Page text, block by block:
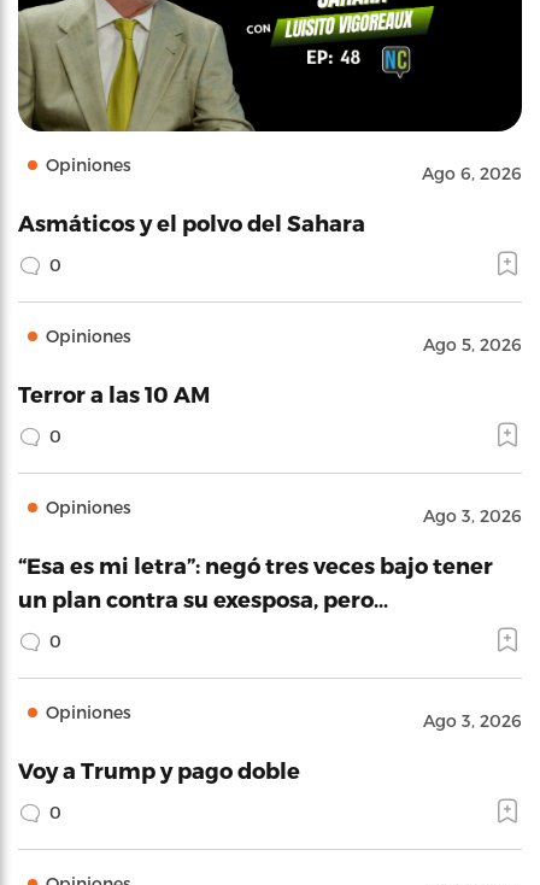
Opiniones Ago 6, 2026
Asmáticos y el polvo del Sahara
0
Opiniones Ago 5, 2026
Terror a las 10 AM
0
Opiniones Ago 3, 2026
“Esa es mi letra”: negó tres veces bajo tener
un plan contra su exesposa, pero…
0
Opiniones Ago 3, 2026
Voy a Trump y pago doble
0